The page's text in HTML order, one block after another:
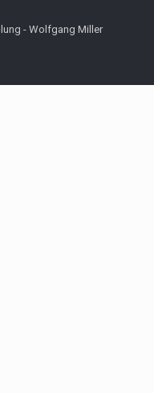
- Wolfgang Miller